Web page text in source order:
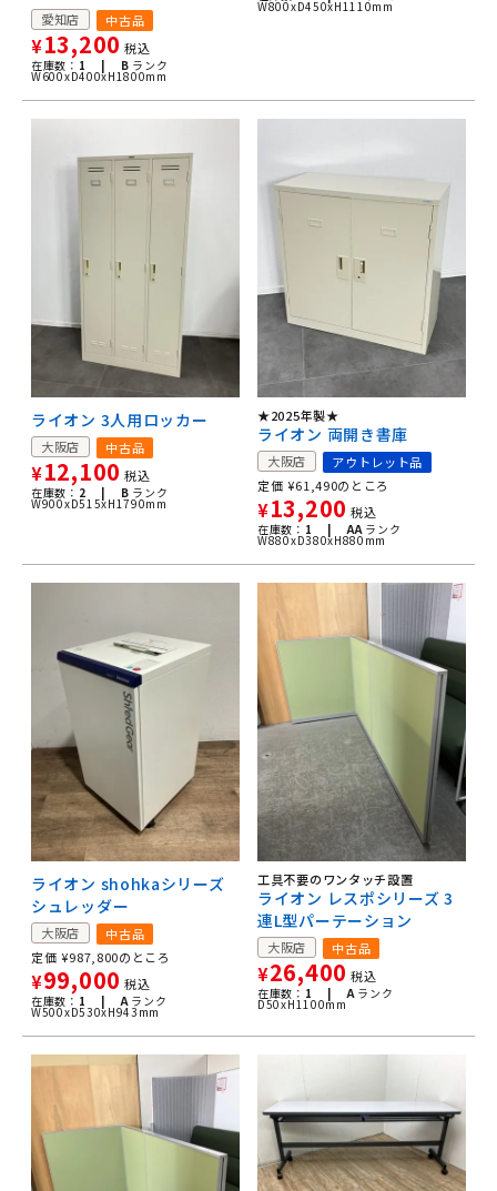
愛知店 中古品
¥13,200 税込
在庫数： 1 | B ランク
W600xD400xH1800mm
W800xD450xH1110mm
ライオン 3人用ロッカー
大阪店 中古品
¥12,100 税込
在庫数： 2 | B ランク
W900xD515xH1790mm
★2025年製★
ライオン 両開き書庫
大阪店
アウトレット品
定価 ¥61,490のところ
¥13,200 税込
在庫数： 1 | AAランク
W880xD380xH880mm
ライオン shohkaシリーズ
シュレッダー
大阪店
中古品
定価 ¥987,800のところ
¥99,000 税込
在庫数： 1 | Aランク
W500xD530xH943mm
工具不要のワンタッチ設置
ライオン レスポシリーズ 3
連L型パーテーション
大阪店 中古品
¥26,400 税込
在庫数： 1 | Aランク
D50xH1100mm